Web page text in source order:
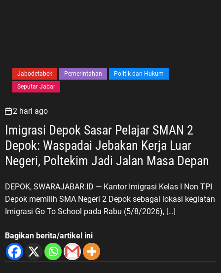
Jabodetabek Pemerintahan
Politik dan Hukum
Seputar Jabar
2 hari ago
Imigrasi Depok Sasar Pelajar SMAN 2
Depok: Waspadai Jebakan Kerja Luar
DEPOK, SWARAJABAR.ID — Kantor Imigrasi Kelas I Non TPI
Depok memilih SMA Negeri 2 Depok sebagai lokasi kegiatan
Imigrasi Go To School pada Rabu (5/8/2026), […]
Bagikan berita/artikel ini